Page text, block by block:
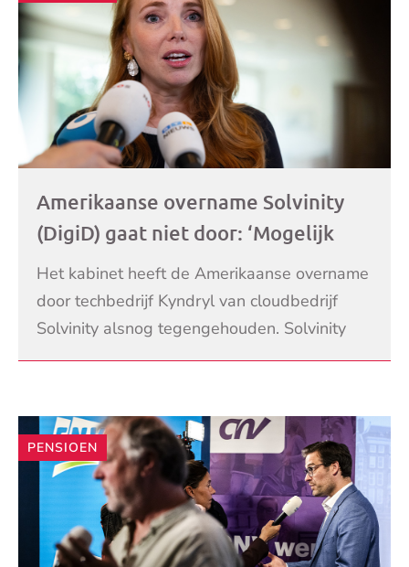
Amerikaanse overname Solvinity
(DigiD) gaat niet door: ‘Mogelijk
een risico voor het publieke belang’
Het kabinet heeft de Amerikaanse overname
door techbedrijf Kyndryl van cloudbedrijf
Solvinity alsnog tegengehouden. Solvinity
beheert onder meer systemen voor DigiD en
LEES VERDER
PENSIOEN